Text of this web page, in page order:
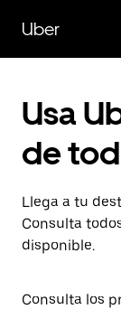
contenido
principal
Uber
Usa
de
Llega a tu
Consulta
disponible.
Consulta los